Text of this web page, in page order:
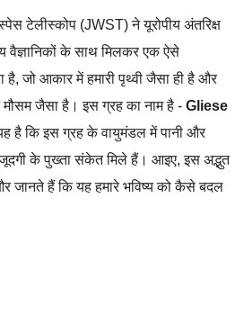
टेलीस्कोप (JWST) ने यूरोपीय अंतरिक्ष
वैज्ञानिकों के साथ मिलकर एक ऐसे
है, जो आकार में हमारी पृथ्वी जैसा ही है और
मौसम जैसा है। इस ग्रह का नाम है - Gliese
है कि इस ग्रह के वायुमंडल में पानी और
के पुख्ता संकेत मिले हैं। आइए, इस अद्भुत
जानते हैं कि यह हमारे भविष्य को कैसे बदल